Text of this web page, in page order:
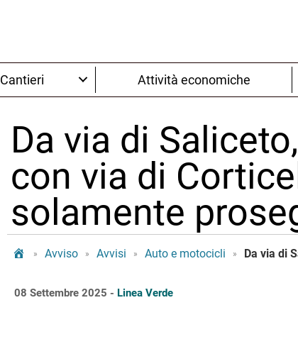
Cantieri Attività economiche
Da via di
con via di
solamente
Tram Bologna
» Avviso » Avvisi » Auto e motocicli »
08 Settembre 2025 - Linea Verde